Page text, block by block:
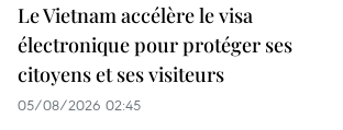
Le Vietnam accélère le visa
électronique pour protéger ses
citoyens et ses visiteurs
05/08/2026 02:45